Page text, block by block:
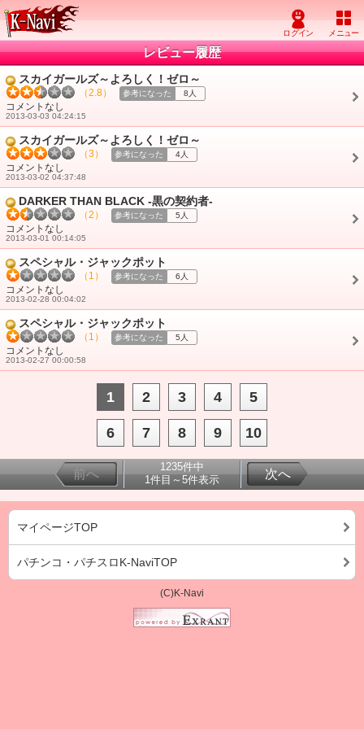
レビュー履歴
スカイガールズ～よろしく！ゼロ～
（2.8） 参考になった 8人
コメントなし
2013-03-03 04:24:15
スカイガールズ～よろしく！ゼロ～
（3） 参考になった 4人
コメントなし
2013-03-02 04:37:48
DARKER THAN BLACK -黒の契約者-
（2） 参考になった 5人
コメントなし
2013-03-01 00:14:05
スペシャル・ジャックポット
（1） 参考になった 6人
コメントなし
2013-02-28 00:04:02
スペシャル・ジャックポット
（1） 参考になった 5人
コメントなし
2013-02-27 00:00:58
1 2 3 4 5
6 7 8 9 10
前へ
1235件中
1件目～5件表示
次へ
マイページTOP
パチンコ・パチスロK-NaviTOP
(C)K-Navi